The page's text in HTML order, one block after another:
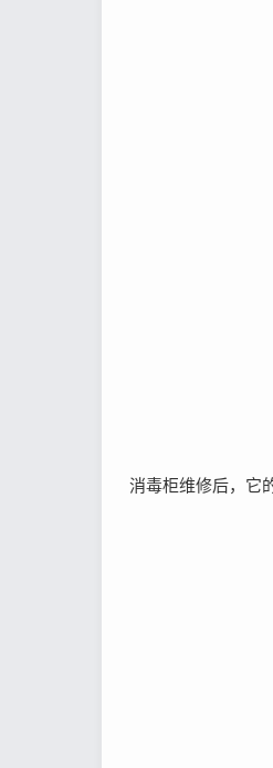
消毒柜维修后，它